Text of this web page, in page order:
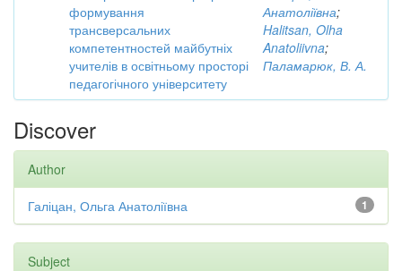
формування
трансверсальних
компетентностей майбутніх
учителів в освітньому просторі
педагогічного університету
Анатоліївна;
Halitsan, Olha
Anatoliivna;
Паламарюк, В. А.
Discover
Author
1
Галіцан, Ольга Анатоліївна
Subject